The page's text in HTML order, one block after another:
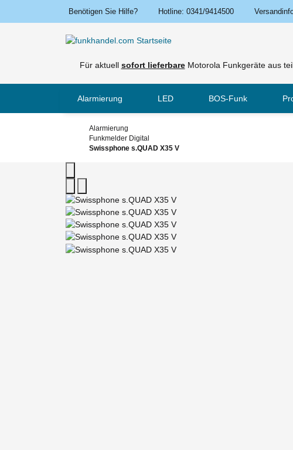
Benötigen Sie Hilfe? Hotline: 0341/9414500
Für aktuell sofort lieferbareMotorola Funkgeräte aus
Alarmierung LED BOS-Funk
Alarmierung
Funkmelder Digital
Swissphone s.QUAD X35 V